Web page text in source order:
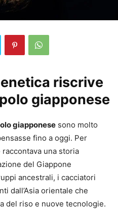
riscrive
giapponese
giapponese sono molto
fino a oggi. Per
una storia
del Giappone
ancestrali, i cacciatori
dall’Asia orientale che
del riso e nuove tecnologie.